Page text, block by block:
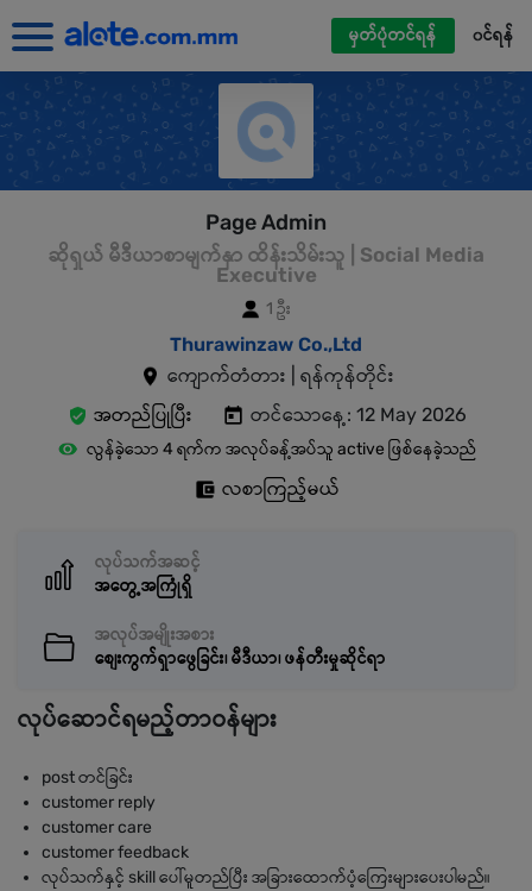
မှတ်ပုံတင်ရန် ၀င်ရန်
Page Admin
ဆိုရှယ် မီဒီယာစာမျက်နှာ ထိန်းသိမ်းသူ | Social Media
Executive
1 ဦး
Thurawinzaw Co.,Ltd
ကျောက်တံတား | ရန်ကုန်တိုင်း
အတည်ပြုပြီး
တင်သောနေ့: 12 May 2026
လွန်ခဲ့သော 4 ရက်က အလုပ်ခန့်အပ်သူ active ဖြစ်နေခဲ့သည်
လစာကြည့်မယ်
လုပ်သက်အဆင့်
အတွေ့အကြုံရှိ
အလုပ်အမျိုးအစား
စျေးကွက်ရှာဖွေခြင်း၊ မီဒီယာ၊ ဖန်တီးမှုဆိုင်ရာ
လုပ်ဆောင်ရမည့်တာဝန်များ
post တင်ခြင်း
customer reply
customer care
customer feedback
လုပ်သက်နှင့် skill ပေါ်မူတည်ပြီး အခြားထောက်ပံ့ကြေးများပေးပါမည်။